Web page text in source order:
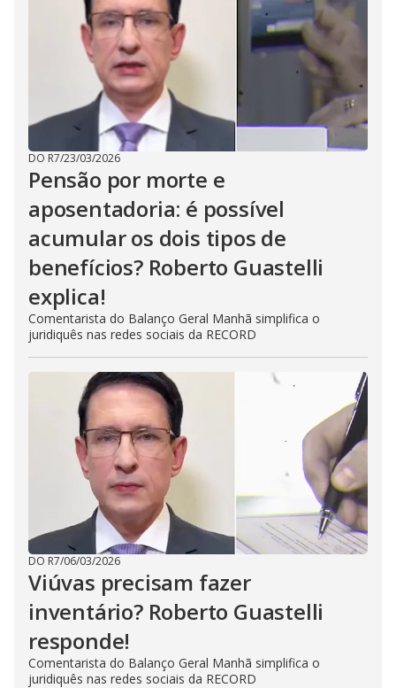
DO R7/23/03/2026
Pensão por morte e
aposentadoria: é possível
acumular os dois tipos de
benefícios? Roberto Guastelli
explica!
Comentarista do Balanço Geral Manhã simplifica o
juridiquês nas redes sociais da RECORD
DO R7/06/03/2026
Viúvas precisam fazer
inventário? Roberto Guastelli
responde!
Comentarista do Balanço Geral Manhã simplifica o
juridiquês nas redes sociais da RECORD